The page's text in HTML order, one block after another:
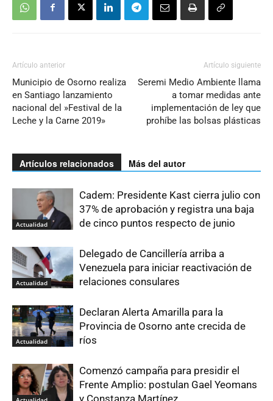
Artículo anterior
Municipio de Osorno realiza
en Santiago lanzamiento
nacional del »Festival de la
Leche y la Carne 2019»
Artículo siguiente
Seremi Medio Ambiente llama
a tomar medidas ante
implementación de ley que
prohíbe las bolsas plásticas
Artículos relacionados Más del autor
Actualidad
Cadem: Presidente Kast cierra julio con
37% de aprobación y registra una baja
de cinco puntos respecto de junio
Actualidad
Delegado de Cancillería arriba a
Venezuela para iniciar reactivación de
relaciones consulares
Actualidad
Declaran Alerta Amarilla para la
Provincia de Osorno ante crecida de
ríos
Comenzó campaña para presidir el
Frente Amplio: postulan Gael Yeomans
y Constanza Martínez